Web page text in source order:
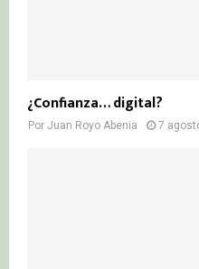
¿Confianza… digital?
Por Juan Royo Abenia 7